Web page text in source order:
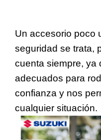
Un accesorio poco
seguridad se trata,
cuenta siempre, ya
adecuados para
confianza y nos
cualquier situación.